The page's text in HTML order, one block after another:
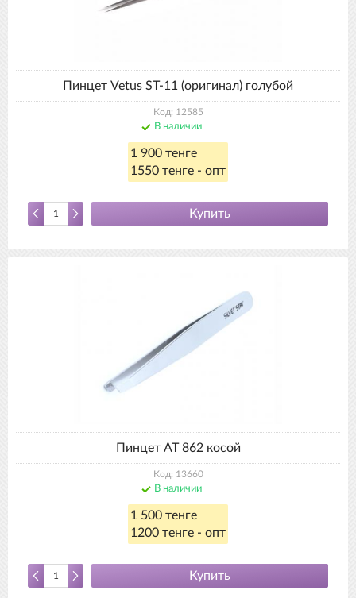
Пинцет Vetus SТ-11 (оригинал) голубой
Код: 12585
В наличии
1 900 тенге
1550 тенге - опт
Купить
Пинцет АТ 862 косой
Код: 13660
В наличии
1 500 тенге
1200 тенге - опт
Купить